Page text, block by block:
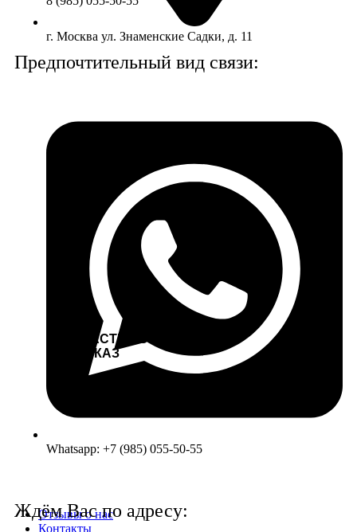
г. Москва ул. Знаменские Садки, д. 11
ЗАПЧАСТИ ИЗ США
НА ЗАКАЗ
Отзывы о нас
Контакты
Предпочтительный вид связи:
Whatsapp: +7 (985) 055-50-55
Ждём Вас по адресу: